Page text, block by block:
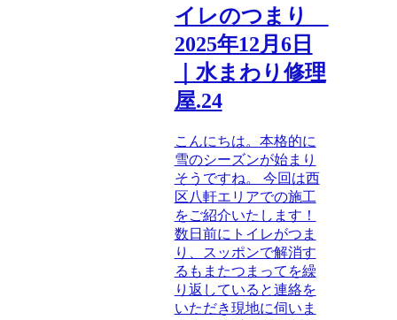
イレのつまり
2025年12月6日
｜水まわり修理
屋.24
こんにちは。本格的に
雪のシーズンが始まり
そうですね。 今回は西
区八軒エリアでの施工
をご紹介いたします！
数日前にトイレがつま
り、スッポンで解消す
るもまたつまってを繰
り返していると連絡を
いただき現地に伺いま